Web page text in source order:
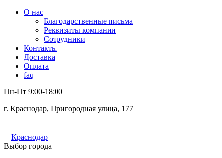
О нас
Благодарственные письма
Реквизиты компании
Сотрудники
Контакты
Доставка
Оплата
faq
Пн-Пт 9:00-18:00
г. Краснодар, Пригородная улица, 177
Краснодар
Выбор города